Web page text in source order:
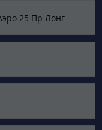
25 Пр Лонг